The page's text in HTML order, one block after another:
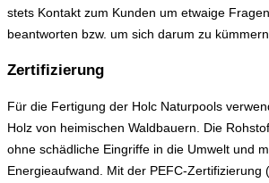
stets Kontakt zum Kunden um etwaige
beantworten bzw. um sich darum zu
Zertifizierung
Für die Fertigung der Holc Naturpools
Holz von heimischen Waldbauern. Die
ohne schädliche Eingriffe in die Umwelt und
Energieaufwand. Mit der PEFC-Zertifizierung